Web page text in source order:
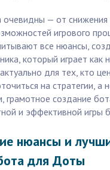
очевидны — от снижения
игрового
все нюансы,
который играет как
для тех, кто
на стратегии, а
грамотное создание
и эффективной игры
нюансы и
для Доты